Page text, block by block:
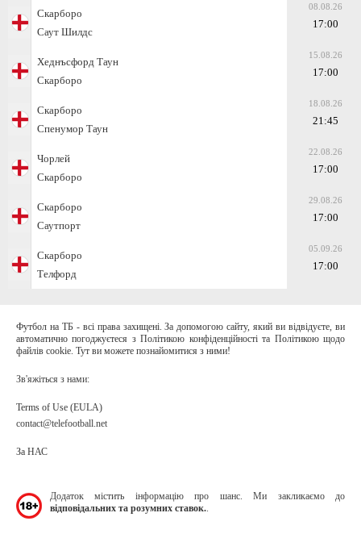
Скарборо
Саут Шилдс
08.08.26
17:00
Хеднъсфорд Таун
Скарборо
15.08.26
17:00
Скарборо
Спенумор Таун
18.08.26
21:45
Чорлей
Скарборо
22.08.26
17:00
Скарборо
Саутпорт
29.08.26
17:00
Скарборо
Телфорд
05.09.26
17:00
Футбол на ТБ - всі права захищені. За допомогою сайту, який ви відвідуєте, ви
автоматично погоджуєтеся з Політикою конфіденційності та Політикою щодо
файлів cookie. Тут ви можете познайомитися з ними!
Зв'яжіться з нами:
Terms of Use (EULA)
contact@telefootball.net
За НАС
Додаток містить інформацію про шанс. Ми закликаємо до
відповідальних та розумних ставок.